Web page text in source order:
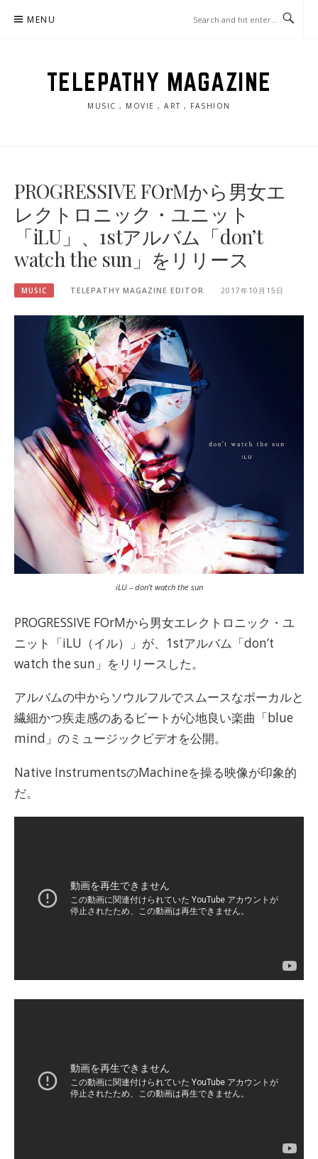
MENU
TELEPATHY MAGAZINE
MUSIC , MOVIE , ART , FASHION
PROGRESSIVE FOrMから男女エ
レクトロニック・ユニット
「iLU」、1stアルバム「don’t
watch the sun」をリリース
MUSIC TELEPATHY MAGAZINE EDITOR 2017年10月15日
iLU – don’t watch the sun
PROGRESSIVE FOrMから男女エレクトロニック・ユ
ニット「iLU（イル）」が、1stアルバム「don’t
watch the sun」をリリースした。
アルバムの中からソウルフルでスムースなボーカルと
繊細かつ疾走感のあるビートが心地良い楽曲「blue
mind」のミュージックビデオを公開。
Native InstrumentsのMachineを操る映像が印象的
だ。